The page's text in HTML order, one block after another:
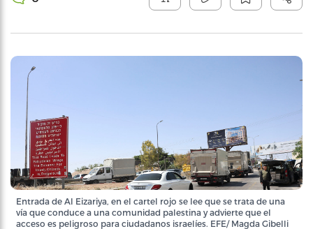
Entrada de Al Eizariya, en el cartel rojo se lee que se trata de una
vía que conduce a una comunidad palestina y advierte que el
acceso es peligroso para ciudadanos israelíes. EFE/ Magda Gibelli